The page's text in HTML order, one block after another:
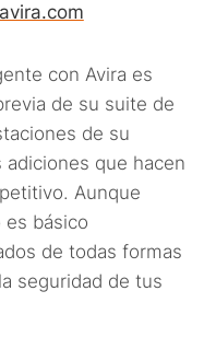
avira.com
con Avira es
de su suite de
de su
adiciones que hacen
Aunque
básico
de todas formas
seguridad de tus